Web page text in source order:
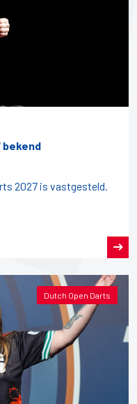
bekend
2027 is vastgesteld.
Dutch Open Darts